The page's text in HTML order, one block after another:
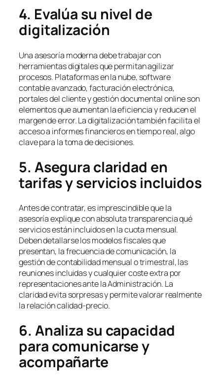
4. Evalúa su nivel de
digitalización
Una asesoría moderna debe trabajar con
herramientas digitales que permitan agilizar
procesos. Plataformas en la nube, software
contable avanzado, facturación electrónica,
portales del cliente y gestión documental online son
elementos que aumentan la eficiencia y reducen el
margen de error. La digitalización también facilita el
acceso a informes financieros en tiempo real, algo
clave para la toma de decisiones.
5. Asegura claridad en
tarifas y servicios incluidos
Antes de contratar, es imprescindible que la
asesoría explique con absoluta transparencia qué
servicios están incluidos en la cuota mensual.
Deben detallarse los modelos fiscales que
presentan, la frecuencia de comunicación, la
gestión de contabilidad mensual o trimestral, las
reuniones incluidas y cualquier coste extra por
representaciones ante la Administración. La
claridad evita sorpresas y permite valorar realmente
la relación calidad-precio.
6. Analiza su capacidad
para comunicarse y
acompañarte